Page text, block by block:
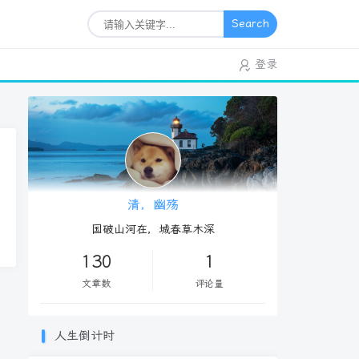
Search
登录
清，幽殇
国破山河在，城春草木深
130
文章数
1
评论量
人生倒计时